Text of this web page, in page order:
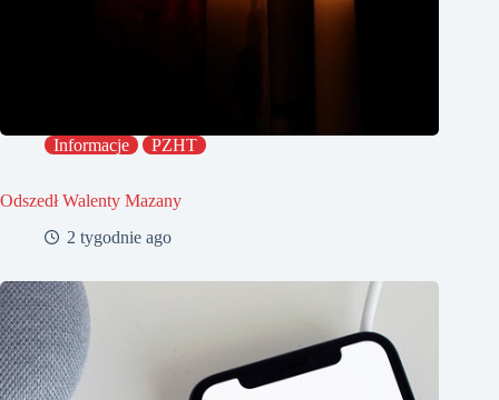
Informacje PZHT
Odszedł Walenty Mazany
2 tygodnie ago